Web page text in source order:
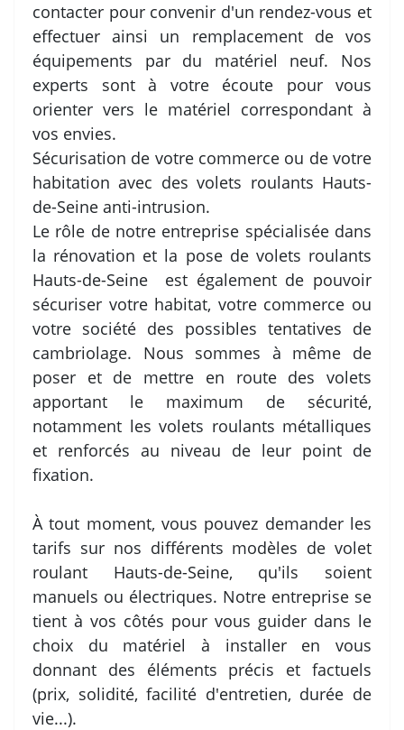
contacter pour convenir d'un rendez-vous et
effectuer ainsi un remplacement de vos
équipements par du matériel neuf. Nos
experts sont à votre écoute pour vous
orienter vers le matériel correspondant à
vos envies.
Sécurisation de votre commerce ou de votre
habitation avec des volets roulants Hauts-
de-Seine anti-intrusion.
Le rôle de notre entreprise spécialisée dans
la rénovation et la pose de volets roulants
Hauts-de-Seine est également de pouvoir
sécuriser votre habitat, votre commerce ou
votre société des possibles tentatives de
cambriolage. Nous sommes à même de
poser et de mettre en route des volets
apportant le maximum de sécurité,
notamment les volets roulants métalliques
et renforcés au niveau de leur point de
fixation.
À tout moment, vous pouvez demander les
tarifs sur nos différents modèles de volet
roulant Hauts-de-Seine, qu'ils soient
manuels ou électriques. Notre entreprise se
tient à vos côtés pour vous guider dans le
choix du matériel à installer en vous
donnant des éléments précis et factuels
(prix, solidité, facilité d'entretien, durée de
vie...).